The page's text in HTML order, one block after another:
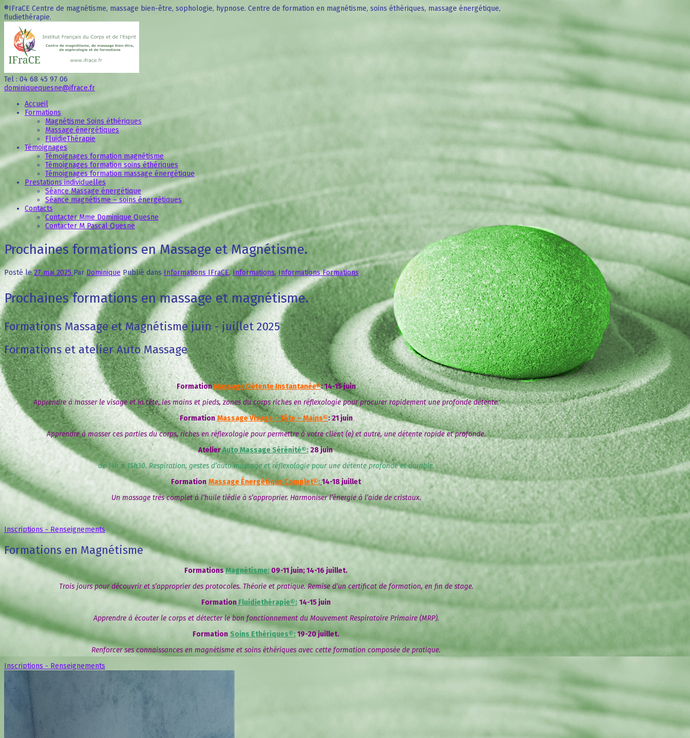
®IFraCE Centre de magnétisme, massage bien-être, sophologie, hypnose. Centre de formation en magnétisme, soins éthériques, massage énergétique,
fludiethérapie.
Tel : 04 68 45 97 06
dominiquequesne@ifrace.fr
Accueil
Formations
Magnétisme Soins éthériques
Massage énergétiques
FluidieThérapie
Témoignages
Témoignages formation magnétisme
Témoignages formation soins éthériques
Témoignages formation massage énergétique
Prestations individuelles
Séance Massage énergétique
Séance magnétisme – soins énergétiques
Contacts
Contacter Mme Dominique Quesne
Contacter M Pascal Quesne
Prochaines formations en Massage et Magnétisme.
Posté le27 mai 2025 Par Dominique Publié dans Informations IFraCE, Informations, Informations Formations
Prochaines formations en massage et magnétisme.
Formations Massage et Magnétisme juin - juillet 2025
Formations et atelier Auto Massage
FormationMassage Détente Instantanée®: 14-15 juin
Apprendre à masser le visage et la tête, les mains et pieds, zones du corps riches en réflexologie pour procurer rapidement une profonde détente.
Formation Massage Visage – Tête – Mains®: 21 juin
Apprendre à masser ces parties du corps, riches en réflexologie pour permettre à votre client (e) et autre, une détente rapide et profonde.
AtelierAuto Massage Sérénité®:28 juin
de 14h à 15h30. Respiration, gestes d’auto massage et réflexologie pour une détente profonde et durable.
Formation Massage Énergétique Complet®:14-18 juillet
Un massage très complet à l’huile tiédie à s’approprier. Harmoniser l’énergie à l’aide de cristaux.
Inscriptions - Renseignements
Formations en Magnétisme
FormationsMagnétisme: 09-11 juin; 14-16 juillet.
Trois jours pour découvrir et s’approprier des protocoles. Théorie et pratique. Remise d’un certificat de formation, en fin de stage.
Formation Fluidiethérapie®: 14-15 juin
Apprendre à écouter le corps et détecter le bon fonctionnement du Mouvement Respiratoire Primaire (MRP).
Formation Soins Ethériques®:19-20 juillet.
Renforcer ses connaissances en magnétisme et soins éthériques avec cette formation composée de pratique.
Inscriptions - Renseignements